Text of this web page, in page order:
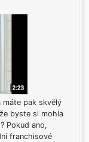
máte pak skvělý
byste si mohla
Pokud ano,
franchisové